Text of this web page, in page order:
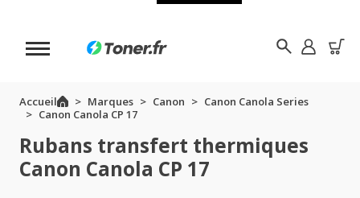
Accueil Marques Canon
Canon Canola Series
Canon Canola CP 17
Rubans transfert thermiques
Canon Canola CP 17